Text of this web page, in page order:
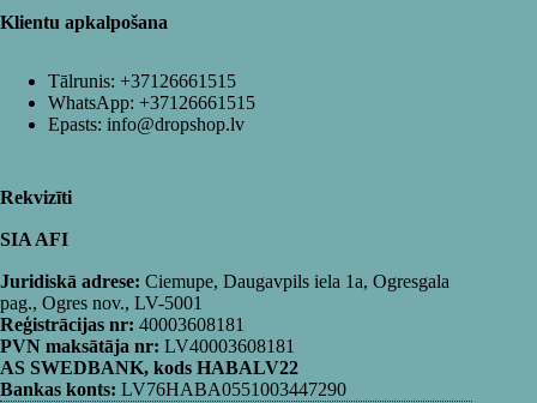
Klientu apkalpošana
Tālrunis: +37126661515
WhatsApp: +37126661515
Epasts: info@dropshop.lv
Rekvizīti
SIA AFI
Juridiskā adrese: Ciemupe, Daugavpils iela 1a, Ogresgala
pag., Ogres nov., LV-5001
Reģistrācijas nr: 40003608181
PVN maksātāja nr: LV40003608181
AS SWEDBANK, kods HABALV22
Bankas konts: LV76HABA0551003447290